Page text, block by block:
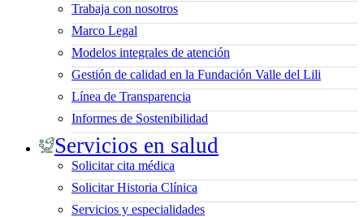
Trabaja con nosotros
Marco Legal
Modelos integrales de atención
Gestión de calidad en la Fundación Valle del Lili
Línea de Transparencia
Informes de Sostenibilidad
Servicios en salud
Solicitar cita médica
Solicitar Historia Clínica
Servicios y especialidades